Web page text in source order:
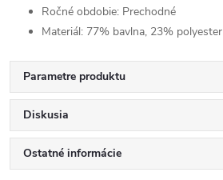
Ročné obdobie: Prechodné
Materiál: 77% bavlna, 23% polyester
Parametre produktu
Diskusia
Ostatné informácie